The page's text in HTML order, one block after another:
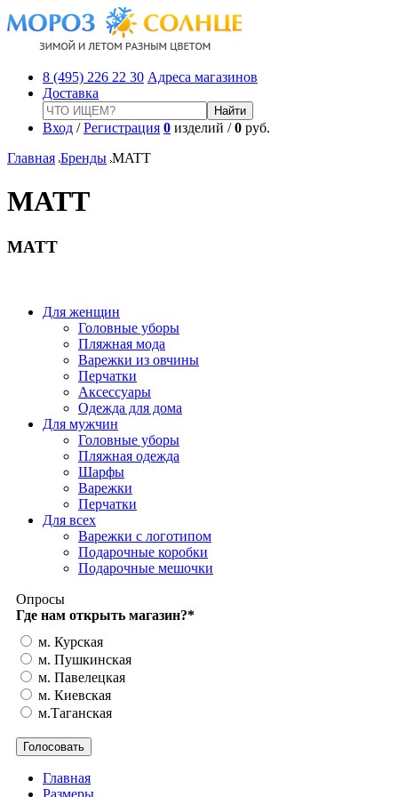
8 (495) 226 22 30 Адреса магазинов
Доставка
Вход /Регистрация 0 изделий /0 руб.
Главная Бренды MATT
MATT
MATT
Для женщин
Головные уборы
Пляжная мода
Варежки из овчины
Перчатки
Аксессуары
Одежда для дома
Для мужчин
Головные уборы
Пляжная одежда
Шарфы
Варежки
Перчатки
Для всех
Варежки с логотипом
Подарочные коробки
Подарочные мешочки
Опросы
Где нам открыть магазин?*
м. Курская
м. Пушкинская
м. Павелецкая
м. Киевская
м.Таганская
Главная
Размеры